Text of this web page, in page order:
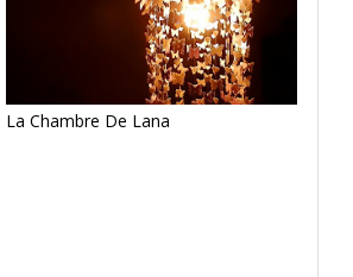
La Chambre De Lana